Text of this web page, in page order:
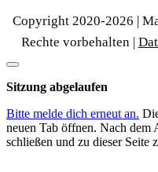
Copyright 2020-2026 |
Rechte vorbehalten |
Dialog
schließen
Sitzung abgelaufen
Bitte melde dich erneut an.
neuen Tab öffnen. Nach dem
schließen und zu dieser Seite